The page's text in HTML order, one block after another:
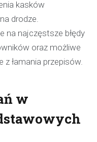
kasków
drodze.
na najczęstsze błędy
oraz możliwe
łamania przepisów.
w